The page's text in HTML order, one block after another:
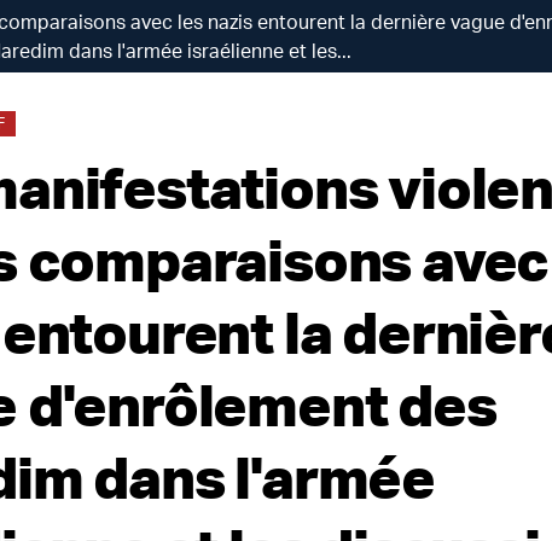
avec les nazis entourent la dernière vague
dans l'armée israélienne et les...
comparaisons
la
d'enrôlement des
dans l'armée